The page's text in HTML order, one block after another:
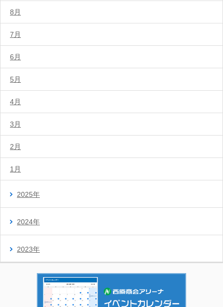
8月
7月
6月
5月
4月
3月
2月
1月
2025年
2024年
2023年